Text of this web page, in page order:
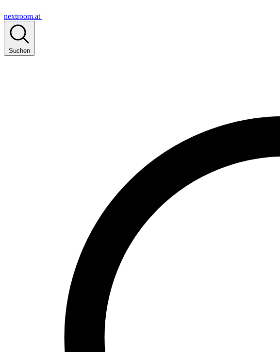
nextroom.at
Suchen